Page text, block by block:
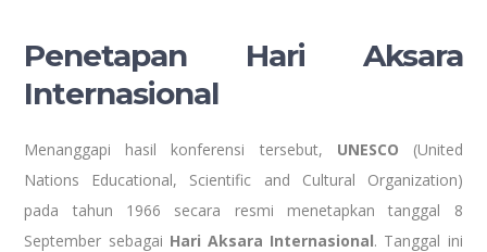
Penetapan Hari Aksara
Internasional
Menanggapi hasil konferensi tersebut, UNESCO (United
Nations Educational, Scientific and Cultural Organization)
pada tahun 1966 secara resmi menetapkan tanggal 8
September sebagai Hari Aksara Internasional. Tanggal ini